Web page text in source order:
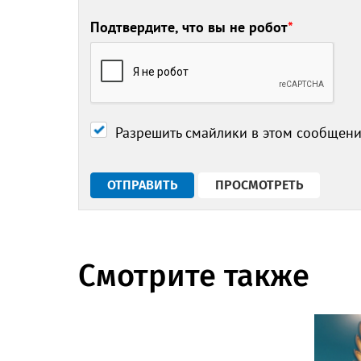
Подтвердите, что вы не робот*
Разрешить смайлики в этом
Смотрите также